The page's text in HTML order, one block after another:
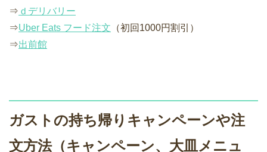
⇒ ｄデリバリー
⇒Uber Eats フード注文 （初回1000円割引）
⇒出前館
ガストの持ち帰りキャンペーンや注
文方法（キャンペーン、大皿メニュ